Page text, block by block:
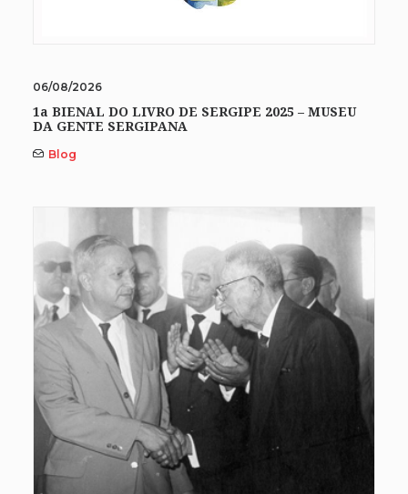
06/08/2026
1a BIENAL DO LIVRO DE SERGIPE 2025 – MUSEU
DA GENTE SERGIPANA
Blog